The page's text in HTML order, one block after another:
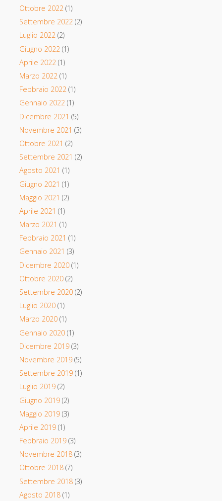
Ottobre 2022(1)
Settembre 2022(2)
Luglio 2022(2)
Giugno 2022 (1)
Aprile 2022(1)
Marzo 2022(1)
Febbraio 2022(1)
Gennaio 2022(1)
Dicembre 2021 (5)
Novembre 2021 (3)
Ottobre 2021 (2)
Settembre 2021 (2)
Agosto 2021 (1)
Giugno 2021 (1)
Maggio 2021 (2)
Aprile 2021 (1)
Marzo 2021 (1)
Febbraio 2021 (1)
Gennaio 2021 (3)
Dicembre 2020(1)
Ottobre 2020(2)
Settembre 2020(2)
Luglio 2020(1)
Marzo 2020(1)
Gennaio 2020(1)
Dicembre 2019(3)
Novembre 2019(5)
Settembre 2019(1)
Luglio 2019(2)
Giugno 2019(2)
Maggio 2019(3)
Aprile 2019(1)
Febbraio 2019(3)
Novembre 2018(3)
Ottobre 2018(7)
Settembre 2018(3)
Agosto 2018(1)